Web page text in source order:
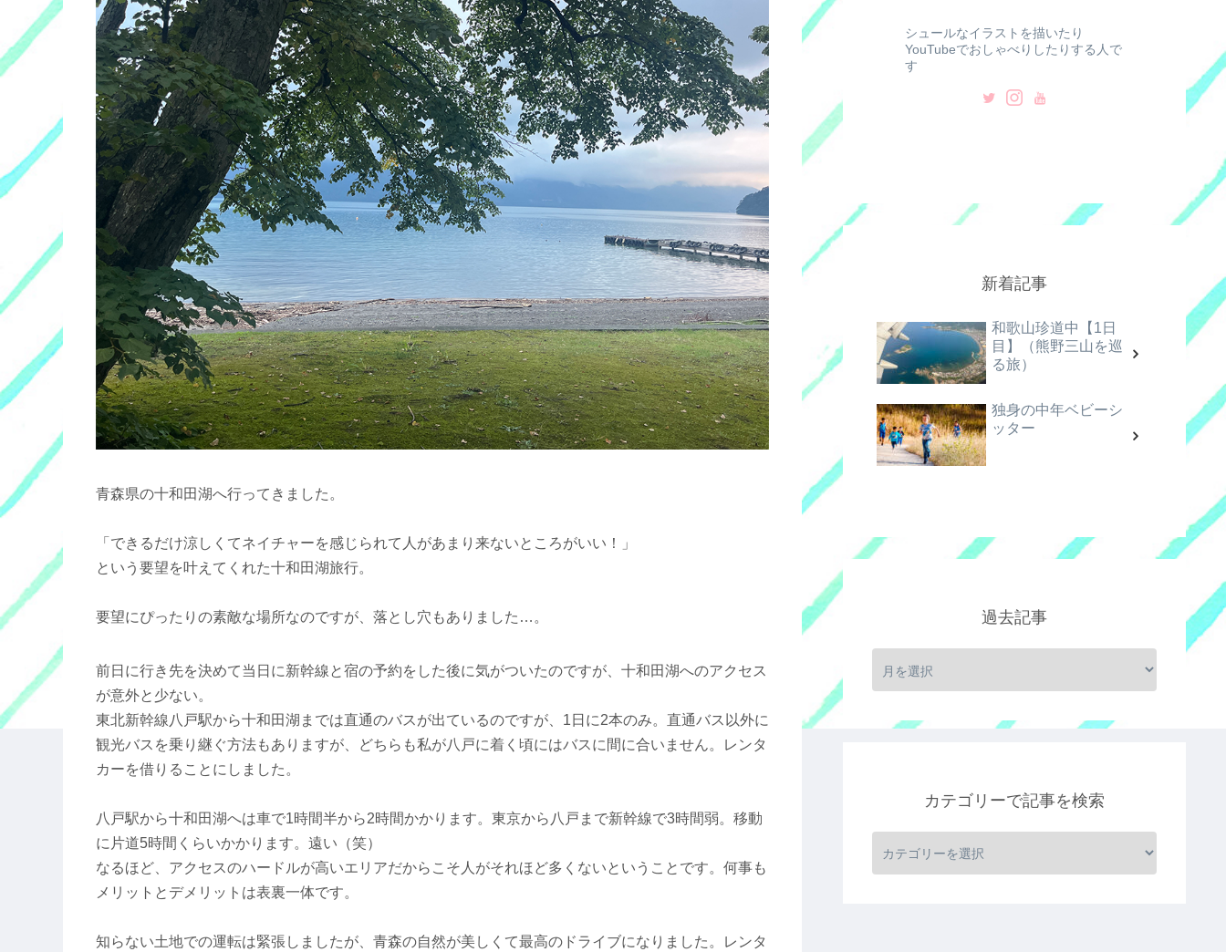
青森県の十和田湖へ行ってきました。
「できるだけ涼しくてネイチャーを感じられて人があまり来ないところがいい！」
という要望を叶えてくれた十和田湖旅行。
要望にぴったりの素敵な場所なのですが、落とし穴もありました…。
前日に行き先を決めて当日に新幹線と宿の予約をした後に気がついたのですが、十和田湖へのアクセス
が意外と少ない。
東北新幹線八戸駅から十和田湖までは直通のバスが出ているのですが、1日に2本のみ。直通バス以外に
観光バスを乗り継ぐ方法もありますが、どちらも私が八戸に着く頃にはバスに間に合いません。レンタ
カーを借りることにしました。
八戸駅から十和田湖へは車で1時間半から2時間かかります。東京から八戸まで新幹線で3時間弱。移動
に片道5時間くらいかかります。遠い（笑）
なるほど、アクセスのハードルが高いエリアだからこそ人がそれほど多くないということです。何事も
メリットとデメリットは表裏一体です。
知らない土地での運転は緊張しましたが、青森の自然が美しくて最高のドライブになりました。レンタ
シュールなイラストを描いたり
YouTubeでおしゃべりしたりする人で
す
新着記事
和歌山珍道中【1日
目】（熊野三山を巡
る旅）
独身の中年ベビーシ
ッター
過去記事
カテゴリーで記事を検索